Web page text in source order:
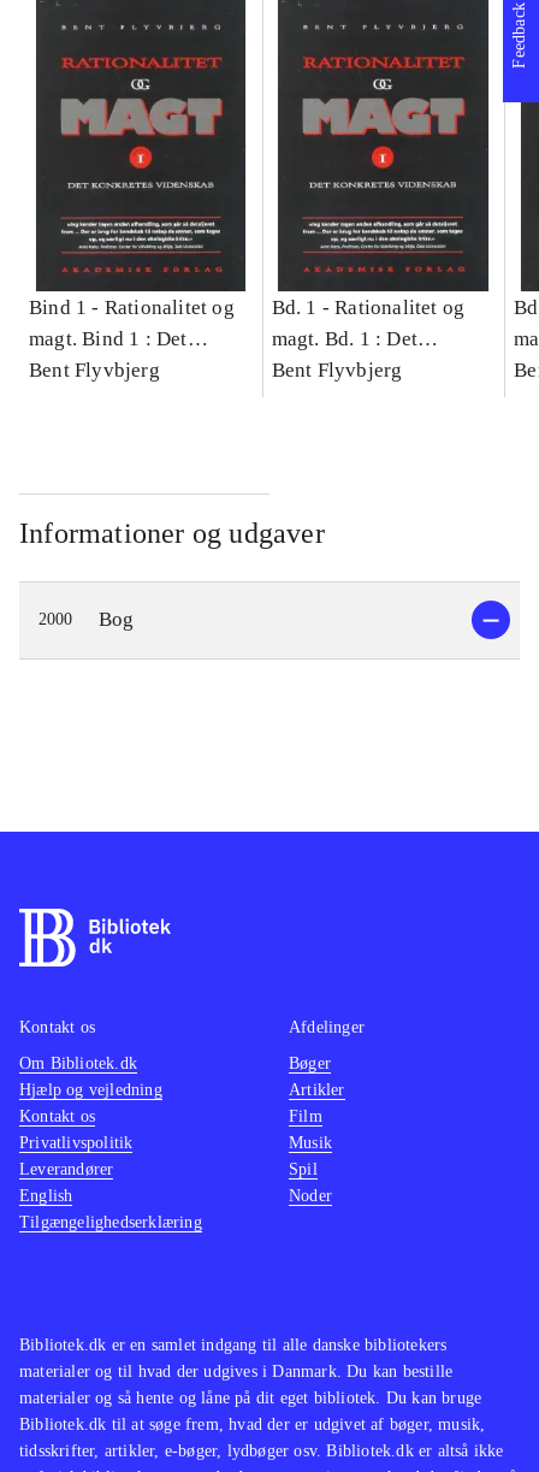
Bind 1 - Rationalitet og
magt. Bind 1 : Det
konkretes videnskab
Bent Flyvbjerg
Bd. 1 -Rationalitet og
magt. Bd. 1 : Det
konkretes videnskab
Bent Flyvbjerg
Informationer og udgaver
2000 Bog
Feedback
Bibliotek.dk er en samlet indgang til alle danske bibliotekers
materialer og til hvad der udgives i Danmark. Du kan bestille
materialer og så hente og låne på dit eget bibliotek. Du kan bruge
Bibliotek.dk til at søge frem, hvad der er udgivet af bøger, musik,
tidsskrifter, artikler, e-bøger, lydbøger osv. Bibliotek.dk er altså ikke
Kontakt os
Om Bibliotek.dk
Hjælp og vejledning
Kontakt os
Privatlivspolitik
Leverandører
English
Tilgængelighedserklæring
Afdelinger
Bøger
Artikler
Film
Musik
Spil
Noder